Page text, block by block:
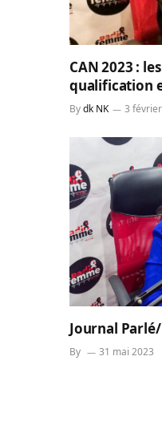
CAN 2023 :
qualification
Bydk NK 3
Journal
By 31 mai 2023